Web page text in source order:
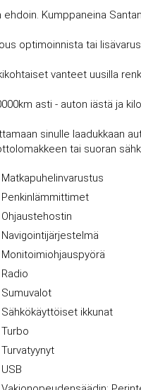
Kumppaneina
optimoinnista tai
vanteet uusilla
asti - auton iästä ja
sinulle laadukkaan
tai suoran
Matkapuhelinvarustus
Penkinlämmittimet
Ohjaustehostin
Navigointijärjestelmä
Monitoimiohjauspyörä
Radio
Sumuvalot
Sähkökäyttöiset ikkunat
Turbo
Turvatyynyt
USB